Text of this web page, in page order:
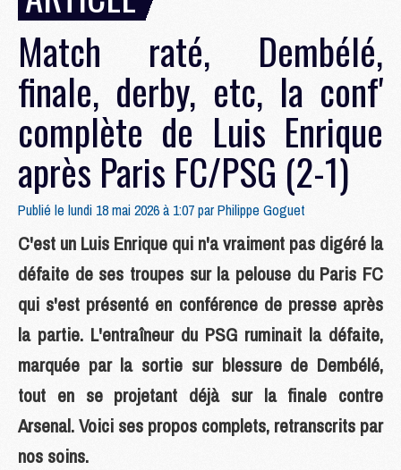
Match raté, Dembélé,
finale, derby, etc, la conf'
complète de Luis Enrique
après Paris FC/PSG (2-1)
Publié le lundi 18 mai 2026 à 1:07 parPhilippe Goguet
C'est un Luis Enrique qui n'a vraiment pas digéré la
défaite de ses troupes sur la pelouse du Paris FC
qui s'est présenté en conférence de presse après
la partie. L'entraîneur du PSG ruminait la défaite,
marquée par la sortie sur blessure de Dembélé,
tout en se projetant déjà sur la finale contre
Arsenal. Voici ses propos complets, retranscrits par
nos soins.